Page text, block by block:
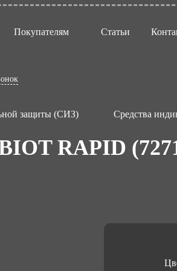
Покупателям Статьи
защиты (СИЗ) Средства
RAPID